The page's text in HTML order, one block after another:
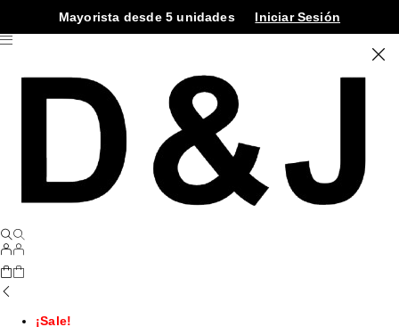
Mayorista desde 5 unidades Iniciar Sesión
¡Sale!